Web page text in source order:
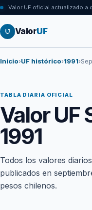
Valor UF oficial actualizado a
ValorUF
Inicio›UF histórico›1991›
TABLA DIARIA OFICIAL
Valor UF
1991
Todos los valores
publicados en
pesos chilenos.